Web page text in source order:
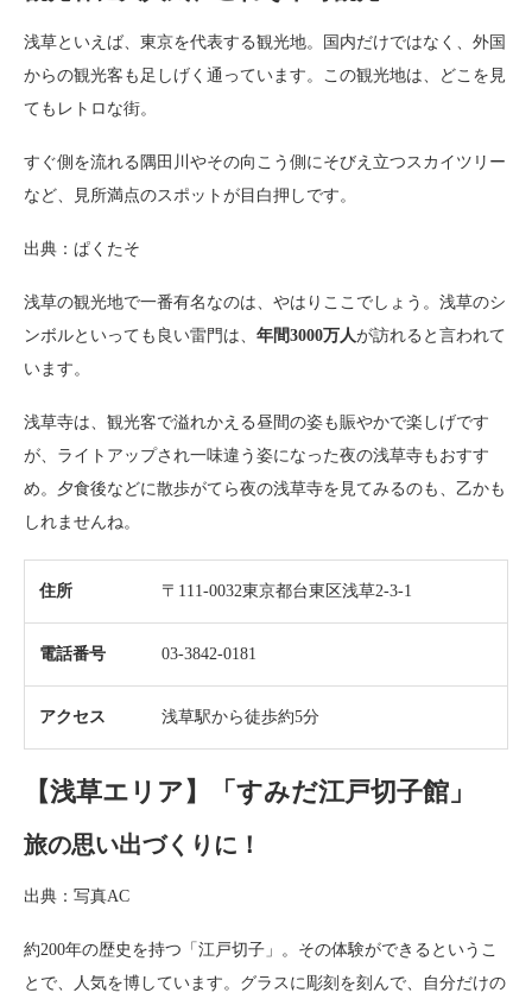
浅草といえば、東京を代表する観光地。国内だけではなく、外国
からの観光客も足しげく通っています。この観光地は、どこを見
てもレトロな街。
すぐ側を流れる隅田川やその向こう側にそびえ立つスカイツリー
など、見所満点のスポットが目白押しです。
出典：ぱくたそ
浅草の観光地で一番有名なのは、やはりここでしょう。浅草のシ
ンボルといっても良い雷門は、 年間3000万人が訪れると言われて
います。
浅草寺は、観光客で溢れかえる昼間の姿も賑やかで楽しげです
が、ライトアップされ一味違う姿になった夜の浅草寺もおすす
め。夕食後などに散歩がてら夜の浅草寺を見てみるのも、乙かも
しれませんね。
住所 〒111-0032東京都台東区浅草2-3-1
電話番号 03-3842-0181
アクセス 浅草駅から徒歩約5分
【浅草エリア】「すみだ江戸切子館」
旅の思い出づくりに！
出典：写真AC
約200年の歴史を持つ「江戸切子」。その体験ができるというこ
とで、人気を博しています。グラスに彫刻を刻んで、自分だけの